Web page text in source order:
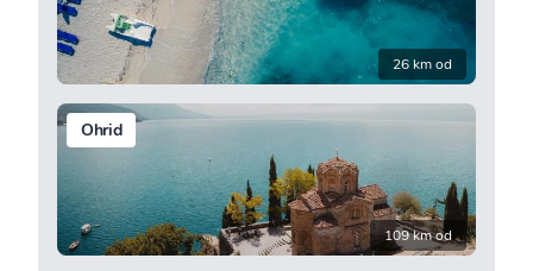
26 km od
Ohrid
109 km od